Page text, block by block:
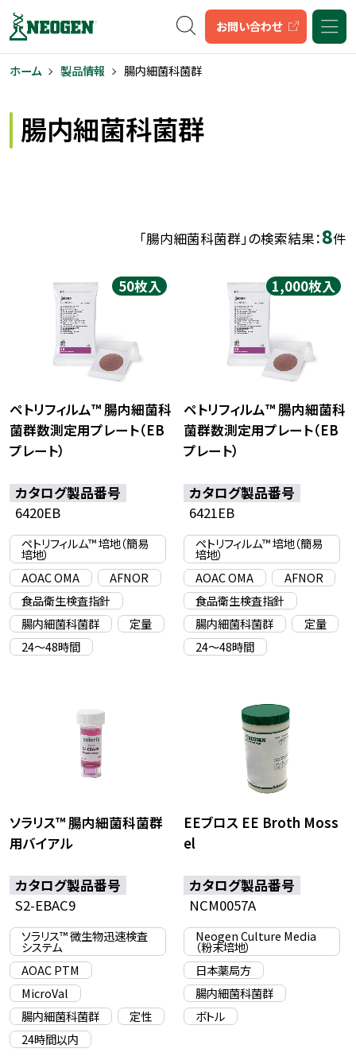
キーワード検索
お問い合わせ
ホーム 製品情報 腸内細菌科菌群
腸内細菌科菌群
「腸内細菌科菌群」の検索結果：8件
50枚入
ペトリフィルム™ 腸内細菌科
菌群数測定用プレート（EB
プレート）
カタログ製品番号
6420EB
ペトリフィルム™ 培地（簡易
培地）
AOAC OMA
AFNOR
食品衛生検査指針
腸内細菌科菌群
定量
24〜48時間
1,000枚入
ペトリフィルム™ 腸内細菌科
菌群数測定用プレート（EB
プレート）
カタログ製品番号
6421EB
ペトリフィルム™ 培地（簡易
培地）
AOAC OMA
AFNOR
食品衛生検査指針
腸内細菌科菌群
定量
24〜48時間
ソラリス™ 腸内細菌科菌群
用バイアル
カタログ製品番号
S2-EBAC9
ソラリス™ 微生物迅速検査
システム
AOAC PTM
MicroVal
腸内細菌科菌群
定性
24時間以内
EEブロス EE Broth Moss
el
カタログ製品番号
NCM0057A
Neogen Culture Media
（粉末培地）
日本薬局方
腸内細菌科菌群
ボトル